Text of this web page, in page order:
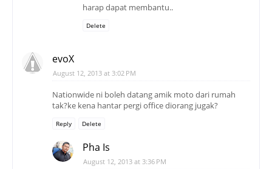
harap dapat membantu..
Delete
evoX
August 12, 2013 at 3:02 PM
Nationwide ni boleh datang amik moto dari rumah
tak?ke kena hantar pergi office diorang jugak?
Reply Delete
Pha Is
August 12, 2013 at 3:36 PM